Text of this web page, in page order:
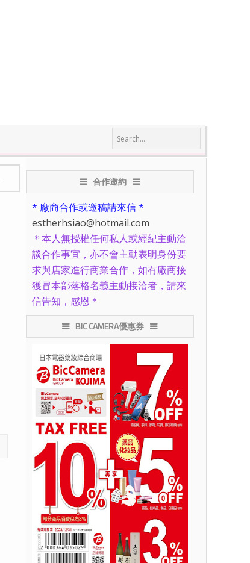
合作邀約
* 廠商合作或邀稿請來信 *
estherhsiao@hotmail.com
＊本人無授權任何私人或經紀主動洽
談合作事宜，亦不會主動表明身份要
求與店家進行商業合作，如有廠商接
獲冒本部落格名義主動接洽者，請來
信告知，感恩＊
BIC CAMERA優惠券